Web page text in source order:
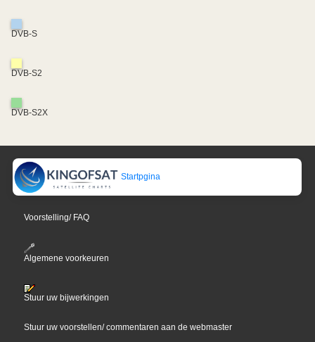
DVB-S
DVB-S2
DVB-S2X
Startpgina
Voorstelling/ FAQ
Algemene voorkeuren
Stuur uw bijwerkingen
Stuur uw voorstellen/ commentaren aan de webmaster